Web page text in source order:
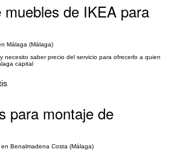
muebles de IKEA para
Málaga (Málaga)
necesito saber precio del servicio para ofrecerlo a quien
capital
para montaje de
Benalmadena Costa (Málaga)